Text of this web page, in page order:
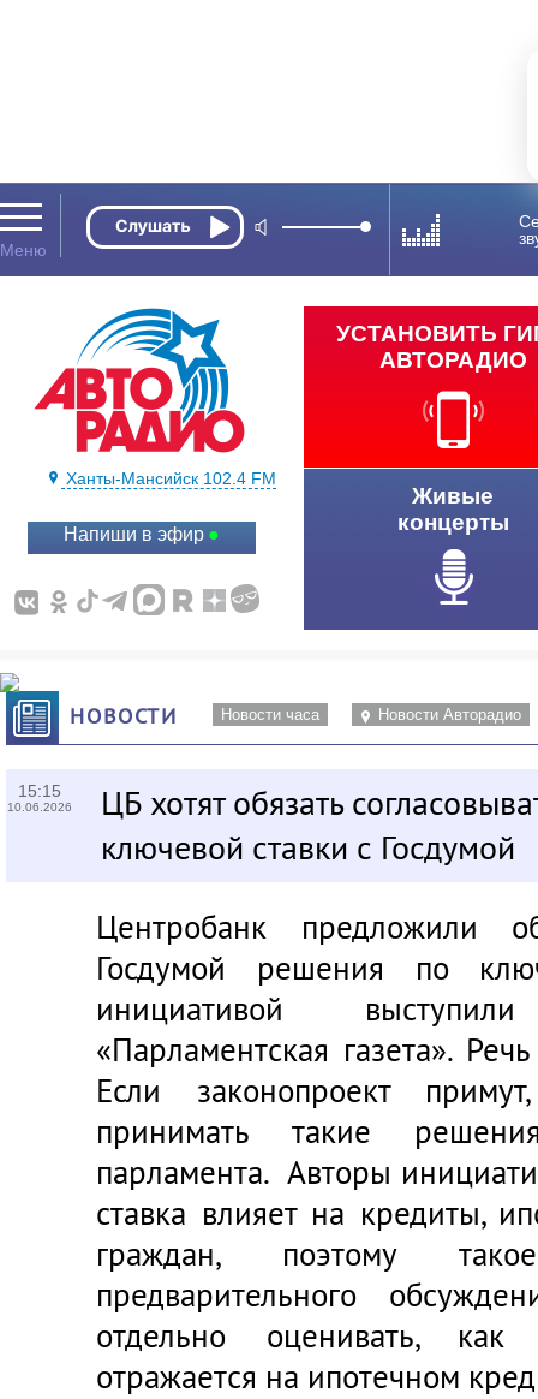
Ханты-Мансийск 102.4 FM
Напиши в эфир
УСТАНОВИТЬ
АВТОРАДИО
Живые
концерты
НОВОСТИ Новости часа Новости Авторадио
15:15
10.06.2026
ЦБ хотят обязать
ключевой ставки с Госдумой
Центробанк предложили
Госдумой решения по
инициативой
«Парламентская газета».
Если законопроект
принимать такие
парламента. Авторы
ставка влияет на кредиты,
граждан, поэтому
предварительного
отдельно оценивать, как
отражается на ипотечном